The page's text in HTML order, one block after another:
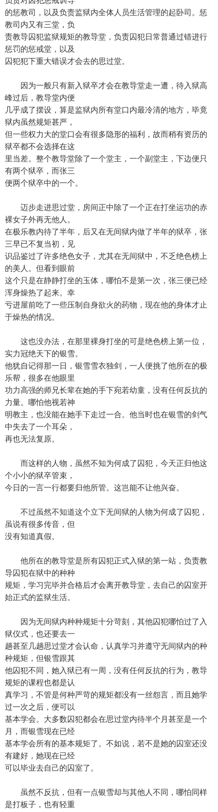
的惩教司，以及负责监狱内全体人员生活管理的起卧司。惩
教司内又有三堂，负
责教导囚犯监狱规矩的教导堂，负责囚犯日常普通过错进行
惩罚的惩戒堂，以及
囚犯犯下重大错误才会去的思过堂。
因为一般只有新入狱卒才会在教导堂走一遭，待入狱高
峰过后，教导堂内便
几乎成了摆设，算是监狱内所有堂口内最冷清的地方，毕竟
狱内虽然规矩甚严，
但一些权力大的堂口会有很多隐形的福利，故而稍有资历的
狱卒都不会选择在这
里当差。整个教导堂除了一个堂主，一个副堂主，下边便只
有两个狱卒，而张三
便两个狱卒中的一个。
迈步走进思过堂，房间正中除了一个正在打坐运功的赤
裸女子外再无他人。
在极乐教内待了半年，后又在无间狱内做了半年的狱卒，张
三早已不复当初，见
识品鉴过了许多绝色女子，尤其在无间狱中，不乏绝色榜上
的美人。但看到眼前
这个只是在静静打坐的玉体，哪怕不是第一次，张三便已经
浑身燥热了起来。幸
亏进屋前吃了一些压制自身欲火的药物，现在他的身体才止
于燥热的情况。
这也没办法，在那里裸身打坐的可是绝色榜上第一位，
实力冠绝天下的银雪。
他犹自记得那一日，银雪雪衣独剑，一人便挑了他所在的极
乐帮，很多在他眼里
功力高强的师兄长辈在她的手下宛若幼童，没有任何反抗的
力量。哪怕他视若神
明教主，也没能在她手下走过一合。他当时也在银雪的剑气
中失去了一个耳朵，
再也无法复原。
而这样的人物，虽然不知为何成了囚犯，今天正归他这
个小小的狱卒管束，
今日的一言一行都要归他所管。这岂能不让他兴奋。
不过虽然不知道这个立下无间狱的人物为何成了囚犯，
虽说有很多传音，但
没有知道真假。
他所在的教导堂是所有囚犯正式入狱的第一站，负责教
导囚犯在狱中的种种
规矩，学习完毕并合格后才会离开教导堂，去自己的囚室开
始正式的监狱生活。
因为无间狱内种种规矩十分苛刻，其他囚犯哪怕过了入
狱仪式，也还要去一
趟甚至几趟思过堂才会认命，认真学习并遵守无间狱内的种
种规矩，但银雪跟其
他囚犯不同，她入狱已有一周，没有任何反抗的行为，教导
规矩的课程也都是认
真学习，不管是何种严苛的规矩都没有一丝怨言，而且她学
过一次之后，便可以
基本学会。大多数囚犯都会在思过堂内待半个月甚至是一个
月，而银雪现在已经
基本学会所有的基本规矩了。不如说，若不是她的囚室还没
有建好，她现在已经
可以毕业去自己的囚室了。
虽然不反抗，但有一点银雪却与其他人不同，哪怕同样
是打板子，也有轻重